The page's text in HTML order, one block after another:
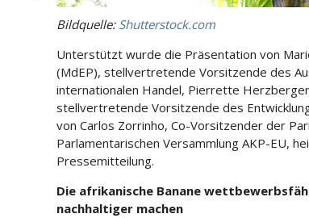
Bildquelle: Shutterstock.com
Unterstützt wurde die Präsentation von
(MdEP), stellvertretende Vorsitzende des
internationalen Handel, Pierrette
stellvertretende Vorsitzende des
von Carlos Zorrinho, Co-Vorsitzender der
Parlamentarischen Versammlung AKP-EU,
Pressemitteilung.
Die afrikanische Banane
nachhaltiger machen